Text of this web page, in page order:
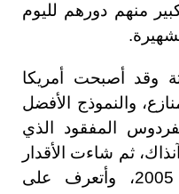
منهم دورهم لليوم
وقد أصبحت أمريكا
والنموذج الأفضل
المفقود الذي
ثم شاءت الأقدار
أن أسافر إليها بعد سنة 2005، وأتعرف على